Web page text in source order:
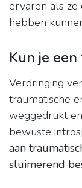
ervaren als ze
hebben
Kun je
Verdringing
traumatische
weggedrukt
bewuste
aan
sluimerend